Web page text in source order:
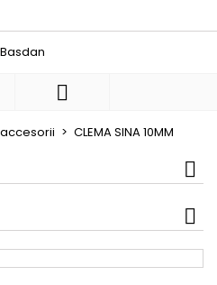

CLEMA SINA 10MM
×
×
×
pentru a salva produsele